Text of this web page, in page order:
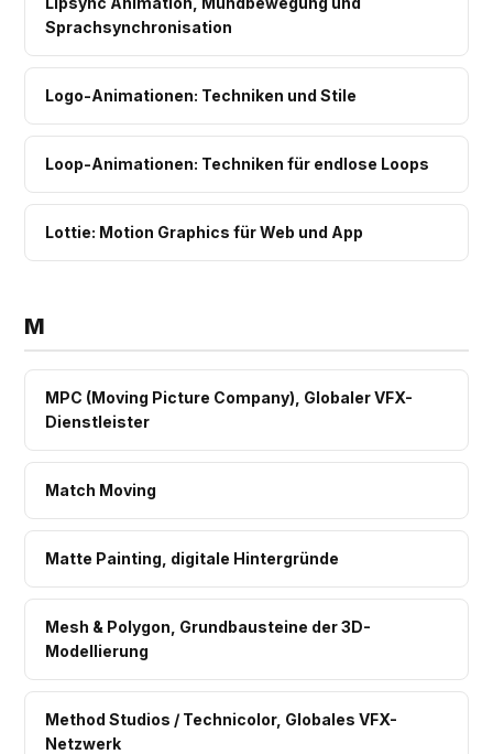
Sprachsynchronisation
Logo-Animationen: Techniken und Stile
Loop-Animationen: Techniken für endlose Loops
Lottie: Motion Graphics für Web und App
M
MPC (Moving Picture Company), Globaler VFX-
Dienstleister
Match Moving
Matte Painting, digitale Hintergründe
Mesh & Polygon, Grundbausteine der 3D-
Modellierung
Method Studios / Technicolor, Globales VFX-
Netzwerk